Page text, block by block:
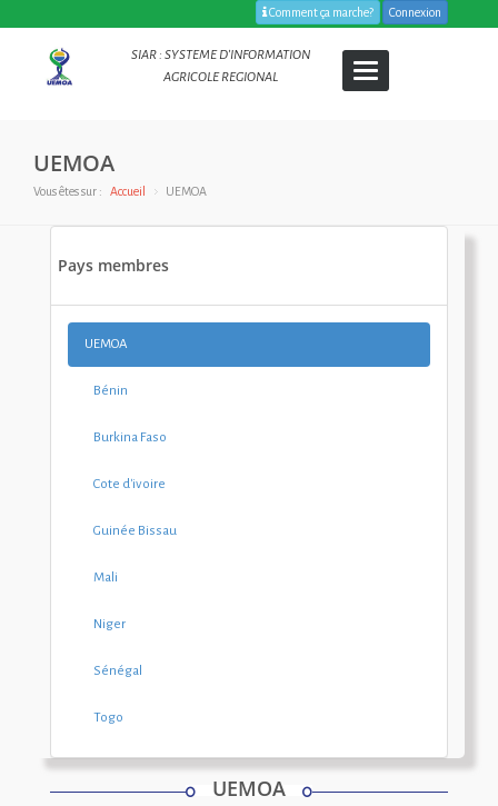
Comment ça marche? Connexion
SIAR : SYSTEME D’INFORMATION
AGRICOLE REGIONAL
Toggle
navigation
UEMOA
Vous êtes sur : Accueil UEMOA
Pays membres
UEMOA
Bénin
Burkina Faso
Cote d'ivoire
Guinée Bissau
Mali
Niger
Sénégal
Togo
UEMOA